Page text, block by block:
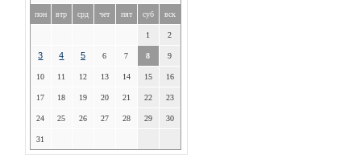
пон втр срд чет пят суб вск
1 2
3 4 5 6 7 8 9
10 11 12 13 14 15 16
17 18 19 20 21 22 23
24 25 26 27 28 29 30
31